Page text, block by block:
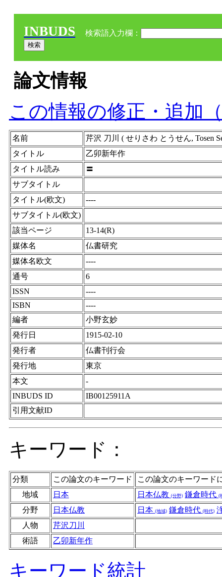
INBUDS 検索語入力欄：
論文情報
この情報の修正・追加
名前
芹沢 刀川 ( せりさわ とうせん, Tosen
タイトル
乙卯新年作
タイトル読み
〓
サブタイトル
タイトル(欧文)
----
サブタイトル(欧文)
該当ページ
13-14(R)
媒体名
仏書研究
媒体名欧文
----
通号
6
ISSN
----
ISBN
----
編者
小野玄妙
発行日
1915-02-10
発行者
仏書刊行会
発行地
東京
本文
-
INBUDS ID
IB00125911A
引用文献ID
キーワード：
分類 この論文のキーワード
この論文のキーワード
地域
日本 日本仏教 (分野) 鎌倉時代 (
分野 日本仏教 日本 (地域) 鎌倉時代 (時代)
人物
芹沢刀川
術語
乙卯新年作
キーワード統計